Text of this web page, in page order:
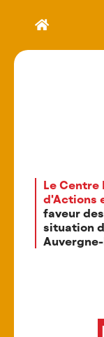
Le Centre
d'Actions
faveur
situation